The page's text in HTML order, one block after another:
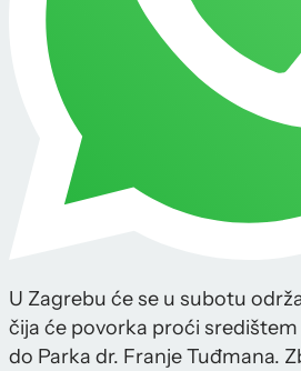
U Zagrebu će se u subotu
čija će povorka proći
do Parka dr. Franje Tuđmana.